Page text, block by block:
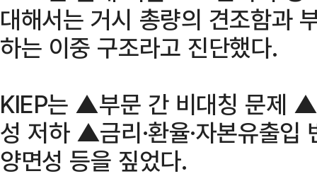
대해서는 거시 총량의 견조함과
하는 이중 구조라고 진단했다.
KIEP는 ▲부문 간 비대칭 문제
성 저하 ▲금리·환율·자본유출
양면성 등을 짚었다.